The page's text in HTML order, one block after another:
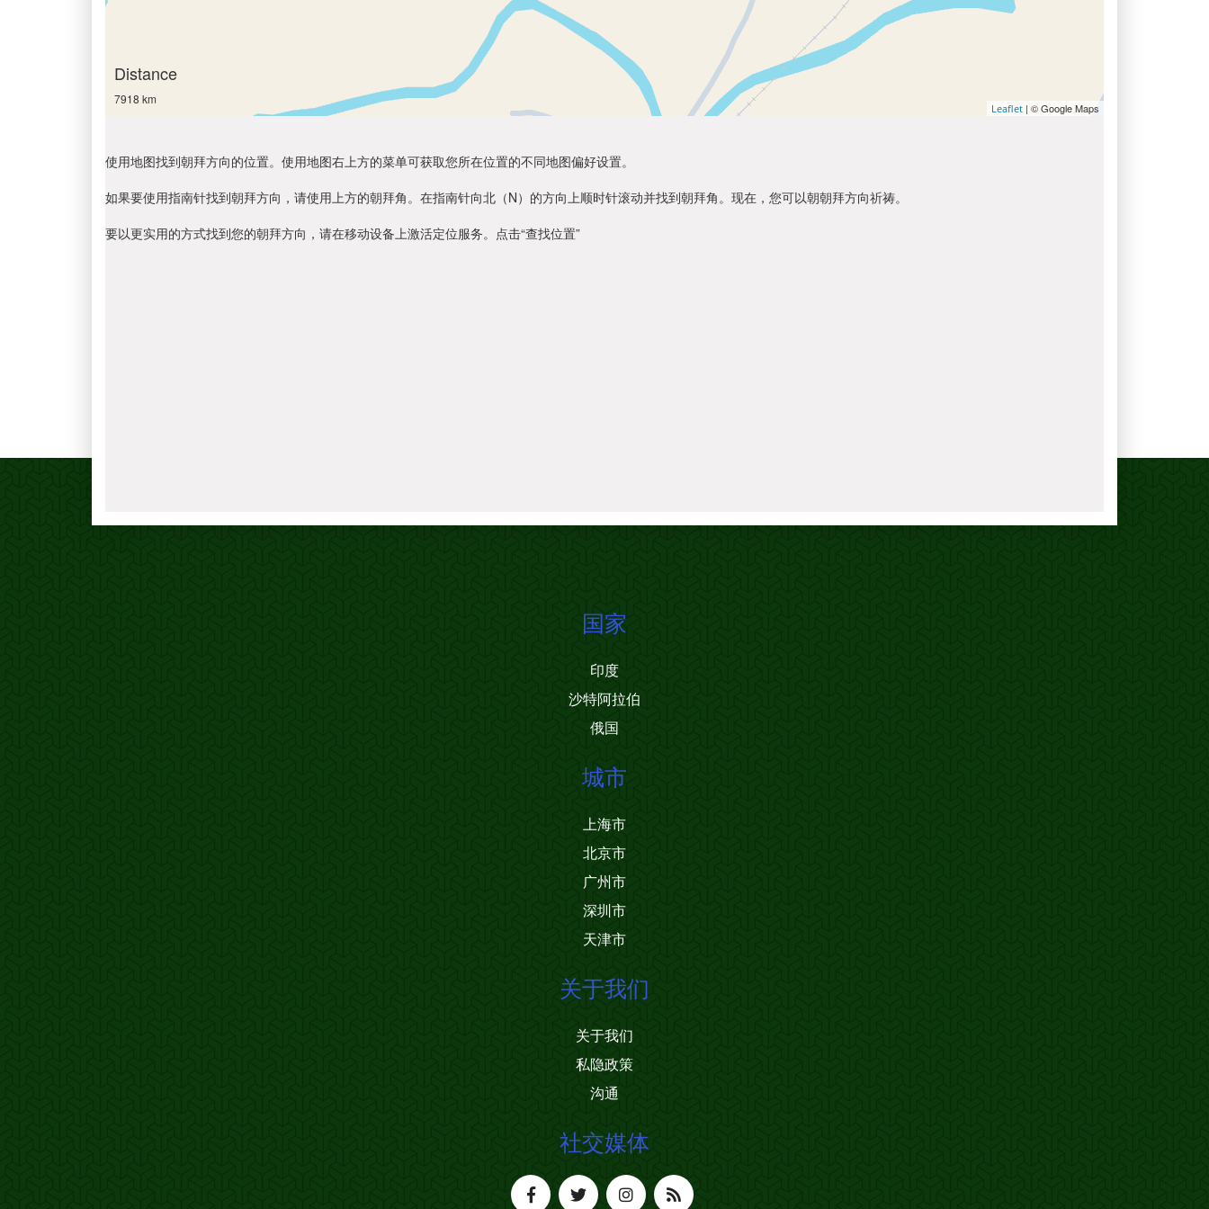
Distance
7918 km
Leaflet | © Google Maps
使用地图找到朝拜方向的位置。使用地图右上方的菜单可获取您所在位置的不同地图偏好设置。
如果要使用指南针找到朝拜方向，请使用上方的朝拜角。在指南针向北（N）的方向上顺时针滚动并找到朝拜角。现在，您可以朝朝拜方向祈祷。
要以更实用的方式找到您的朝拜方向，请在移动设备上激活定位服务。点击“查找位置”
国家
印度
沙特阿拉伯
俄国
城市
上海市
北京市
广州市
深圳市
天津市
关于我们
关于我们
私隐政策
沟通
社交媒体